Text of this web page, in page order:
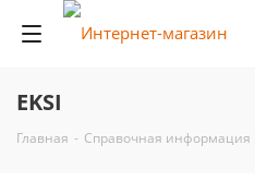
EKSI
Главная - Справочная информация